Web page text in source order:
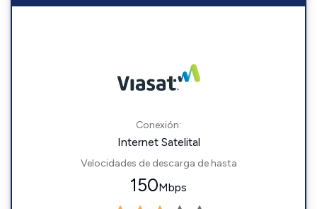
Conexión:
Internet Satelital
Velocidades de descarga de hasta
150Mbps